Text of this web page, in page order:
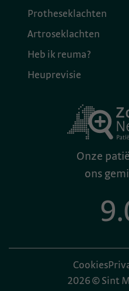
Protheseklachten
Artroseklachten
Heb ik reuma?
Heuprevisie
Onze
ons
Cookies
2026 © Sint